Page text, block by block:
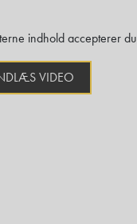
indhold accepterer du
VIDEO